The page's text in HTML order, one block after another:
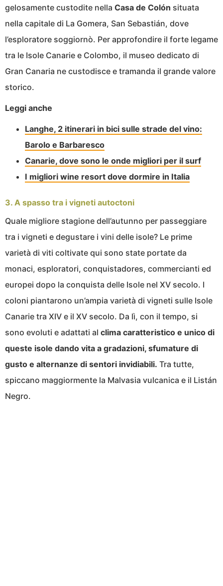
gelosamente custodite nella Casa de Colón situata
nella capitale di La Gomera, San Sebastián, dove
l’esploratore soggiornò. Per approfondire il forte legame
tra le Isole Canarie e Colombo, il museo dedicato di
Gran Canaria ne custodisce e tramanda il grande valore
storico.
Leggi anche
Langhe, 2 itinerari in bici sulle strade del vino:
Barolo e Barbaresco
Canarie, dove sono le onde migliori per il surf
I migliori wine resort dove dormire in Italia
3. A spasso tra i vigneti autoctoni
Quale migliore stagione dell’autunno per passeggiare
tra i vigneti e degustare i vini delle isole? Le prime
varietà di viti coltivate qui sono state portate da
monaci, esploratori, conquistadores, commercianti ed
europei dopo la conquista delle Isole nel XV secolo. I
coloni piantarono un’ampia varietà di vigneti sulle Isole
Canarie tra XIV e il XV secolo. Da lì, con il tempo, si
sono evoluti e adattati al clima caratteristico e unico di
queste isole dando vita a gradazioni, sfumature di
gusto e alternanze di sentori invidiabili. Tra tutte,
spiccano maggiormente la Malvasia vulcanica e il Listán
Negro.